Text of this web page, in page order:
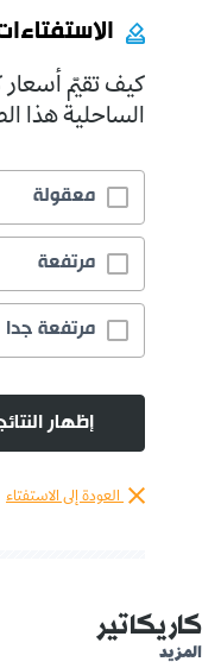
كيف تقيّم أسعار
الساحلية هذا
معقولة
مرتفعة
مرتفعة جدا
إظهار
العودة إلى الاستفتاء
كاريكاتير
المزيد